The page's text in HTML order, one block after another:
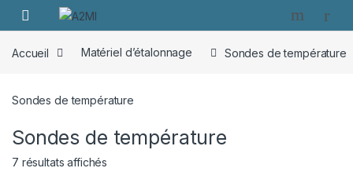
Skip to navigation
Skip to content
Accueil Matériel d’étalonnage Sondes de température
Sondes de température
Sondes de température
7 résultats affichés